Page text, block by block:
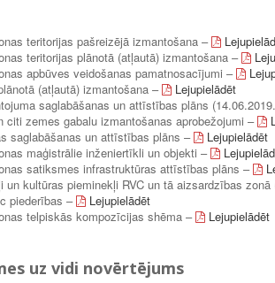
teritorijas pašreizējā izmantošana –
teritorijas plānotā (atļautā) izmantošana –
apbūves veidošanas pamatnosacījumi –
(atļautā) izmantošana –
Lejupielādēt
saglabāšanas un attīstības plāns
citi zemes gabalu izmantošanas aprobežojumi –
saglabāšanas un attīstības plāns –
Lejupielādēt
maģistrālie inženiertīkli un objekti –
satiksmes infrastruktūras attīstības plāns –
un kultūras pieminekļi RVC un tā aizsardzības zonā
piederības –
Lejupielādēt
telpiskās kompozīcijas shēma –
Lejupielādēt
uz vidi novērtējums